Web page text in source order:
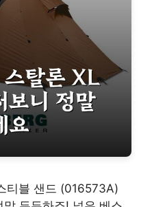
티블 샌드 (016573A)